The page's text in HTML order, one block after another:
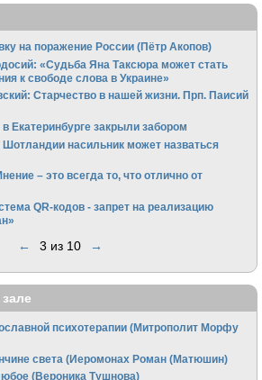
на поражение России (Пётр Акопов)
«Судьба Яна Таксюра может стать
к свободе слова в Украине»
Старчество в нашей жизни. Прп. Паисий
Екатеринбурге закрыли забором
насильник может назваться
– это всегда то, что отлично от
QR-кодов - запрет на реализацию
← 3 из 10 →
психотерапии (Митрополит Морфу
света (Иеромонах Роман (Матюшин)
(Вероника Тушнова)